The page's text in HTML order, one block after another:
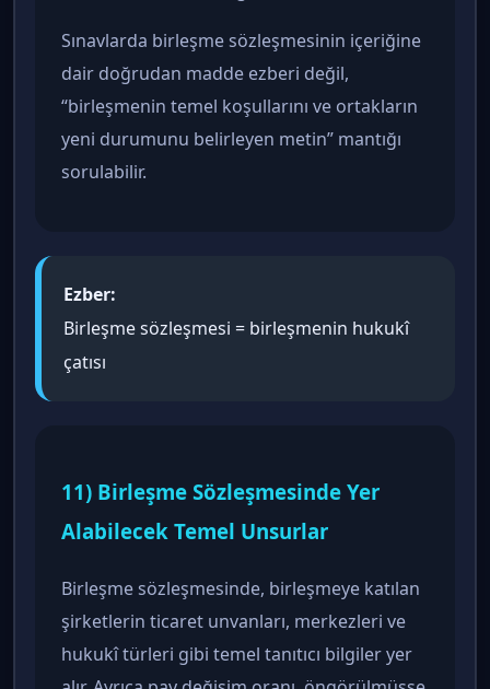
Sınavlarda birleşme sözleşmesinin içeriğine
dair doğrudan madde ezberi değil,
“birleşmenin temel koşullarını ve ortakların
yeni durumunu belirleyen metin” mantığı
sorulabilir.
Ezber:
Birleşme sözleşmesi = birleşmenin hukukî
çatısı
11) Birleşme Sözleşmesinde Yer
Alabilecek Temel Unsurlar
Birleşme sözleşmesinde, birleşmeye katılan
şirketlerin ticaret unvanları, merkezleri ve
hukukî türleri gibi temel tanıtıcı bilgiler yer